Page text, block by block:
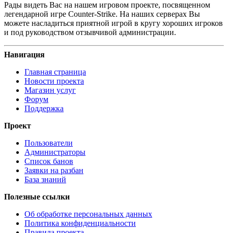
Рады видеть Вас на нашем игровом проекте, посвященном
легендарной игре Counter-Strike. На наших серверах Вы
можете насладиться приятной игрой в кругу хороших игроков
и под руководством отзывчивой администрации.
Навигация
Главная страница
Новости проекта
Магазин услуг
Форум
Поддержка
Проект
Пользователи
Администраторы
Список банов
Заявки на разбан
База знаний
Полезные ссылки
Об обработке персональных данных
Политика конфиденциальности